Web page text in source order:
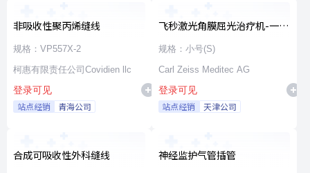
非吸收性聚丙烯缝线
规格：VP557X-2
柯惠有限责任公司Covidien llc
登录可见
站点经销 青海公司
飞秒激光角膜屈光治疗机-一次
性使用无菌治疗包
规格：小号(S)
Carl Zeiss Meditec AG
登录可见
站点经销 天津公司
合成可吸收性外科缝线 神经监护气管插管